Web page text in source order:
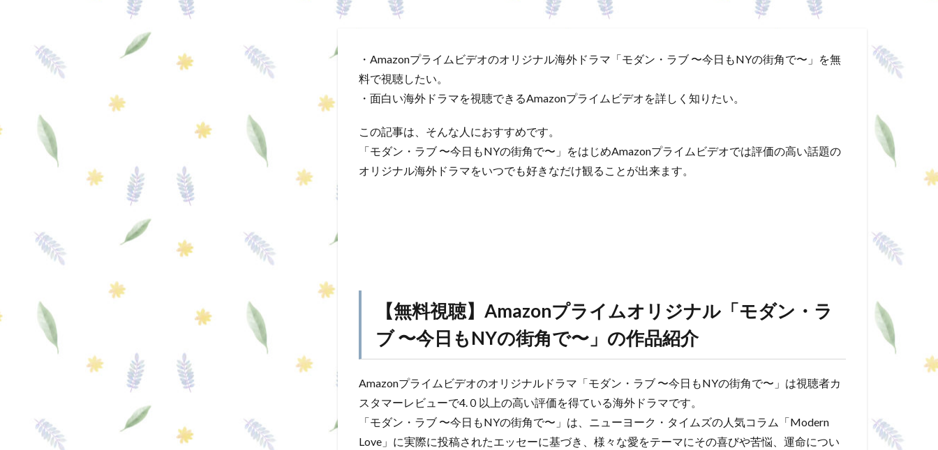
・Amazonプライムビデオのオリジナル海外ドラマ「モダン・ラブ 〜今日もNYの街角で〜」を無
料で視聴したい。
・面白い海外ドラマを視聴できるAmazonプライムビデオを詳しく知りたい。
この記事は、そんな人におすすめです。
「モダン・ラブ 〜今日もNYの街角で〜」をはじめAmazonプライムビデオでは評価の高い話題の
オリジナル海外ドラマをいつでも好きなだけ観ることが出来ます。
【無料視聴】Amazonプライムオリジナル「モダン・ラ
ブ 〜今日もNYの街角で〜」の作品紹介
Amazonプライムビデオのオリジナルドラマ「モダン・ラブ 〜今日もNYの街角で〜」は視聴者カ
スタマーレビューで4.０以上の高い評価を得ている海外ドラマです。
「モダン・ラブ 〜今日もNYの街角で〜」は、ニューヨーク・タイムズの人気コラム「Modern
Love」に実際に投稿されたエッセーに基づき、様々な愛をテーマにその喜びや苦悩、運命につい